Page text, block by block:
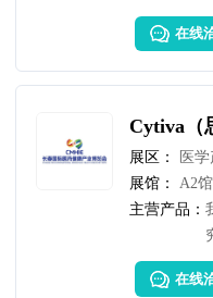
在线
Cytiva（
展区：
医
展馆：
A2馆
主营产品：
在线